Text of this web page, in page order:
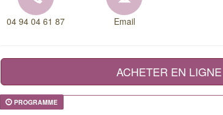
04 94 04 61 87 Email
ACHETER EN LIGNE
PROGRAMME